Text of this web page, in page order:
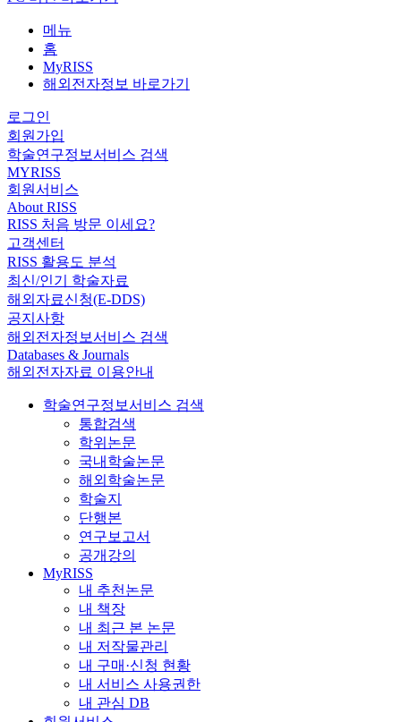
메뉴
홈
MyRISS
해외전자정보 바로가기
로그인
회원가입
학술연구정보서비스 검색
MYRISS
회원서비스
About RISS
RISS 처음 방문 이세요?
고객센터
RISS 활용도 분석
최신/인기 학술자료
해외자료신청(E-DDS)
공지사항
해외전자정보서비스 검색
Databases & Journals
해외전자자료 이용안내
학술연구정보서비스 검색
통합검색
학위논문
국내학술논문
해외학술논문
학술지
단행본
연구보고서
공개강의
MyRISS
내 추천논문
내 책장
내 최근 본 논문
내 저작물관리
내 구매·신청 현황
내 서비스 사용권한
내 관심 DB